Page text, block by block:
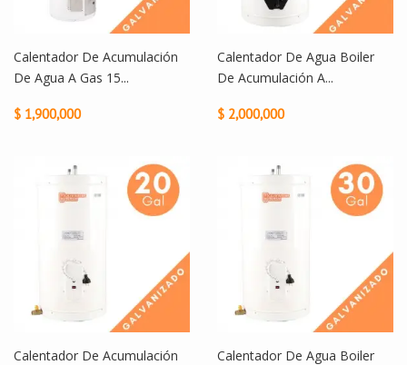
Calentador De Acumulación
De Agua A Gas 15...
$ 1,900,000
Calentador De Agua Boiler
De Acumulación A...
$ 2,000,000
Calentador De Acumulación
Calentador De Agua Boiler